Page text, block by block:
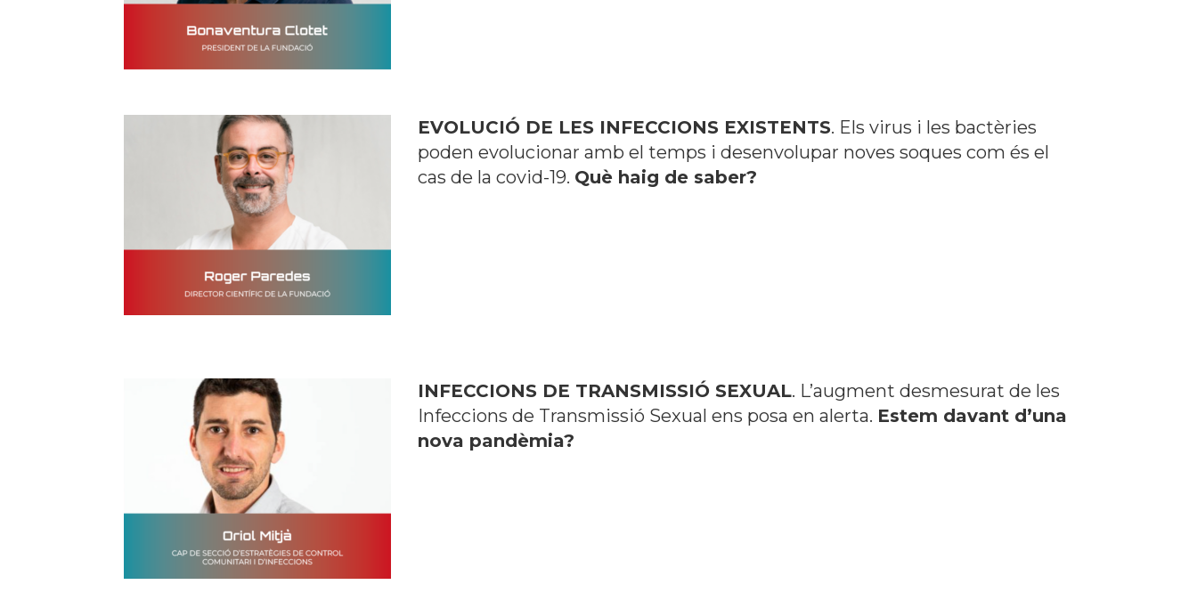
EVOLUCIÓ DE LES INFECCIONS EXISTENTS. Els virus i les bactèries
poden evolucionar amb el temps i desenvolupar noves soques com és el
cas de la covid-19. Què haig de saber?
INFECCIONS DE TRANSMISSIÓ SEXUAL. L’augment desmesurat de les
Infeccions de Transmissió Sexual ens posa en alerta. Estem davant d’una
nova pandèmia?